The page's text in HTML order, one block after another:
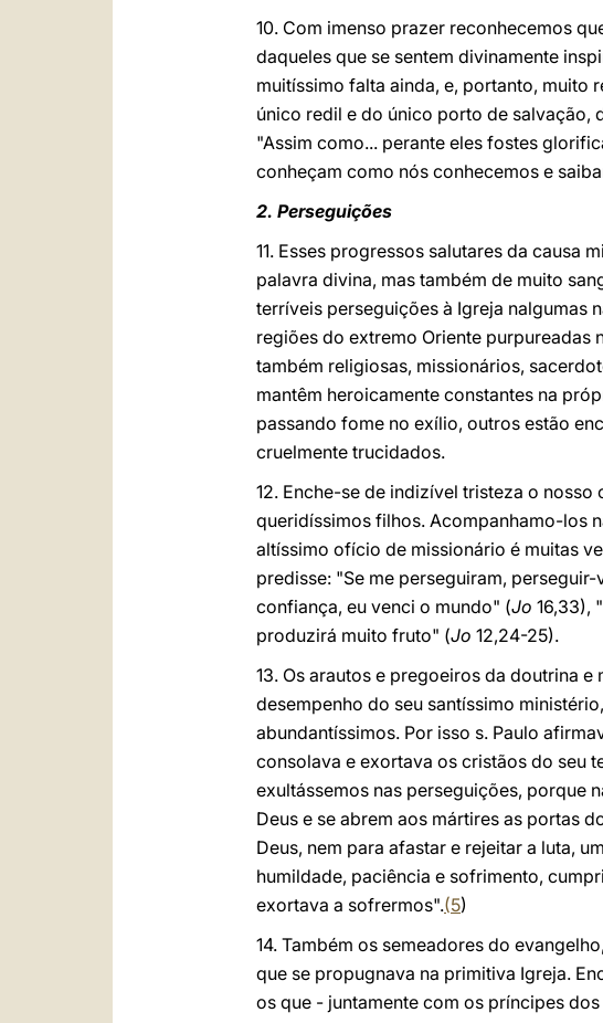
10. Com imenso prazer reconhecemos
daqueles que se sentem divinamente
muitíssimo falta ainda, e, portanto, muito
único redil e do único porto de salvação,
"Assim como... perante eles fostes
conheçam como nós conhecemos e
2. Perseguições
11. Esses progressos salutares da causa
palavra divina, mas também de muito
terríveis perseguições à Igreja nalgumas
regiões do extremo Oriente purpureadas
também religiosas, missionários,
mantêm heroicamente constantes na
passando fome no exílio, outros estão
cruelmente trucidados.
12. Enche-se de indizível tristeza o
queridíssimos filhos. Acompanhamo-los
altíssimo ofício de missionário é muitas
predisse: "Se me perseguiram,
confiança, eu venci o mundo" (Jo 16,33),
produzirá muito fruto" (Jo 12,24-25).
13. Os arautos e pregoeiros da doutrina
desempenho do seu santíssimo
abundantíssimos. Por isso s. Paulo
consolava e exortava os cristãos do seu
exultássemos nas perseguições, porque
Deus e se abrem aos mártires as portas
Deus, nem para afastar e rejeitar a luta,
humildade, paciência e sofrimento,
exortava a sofrermos".(5)
14. Também os semeadores do
que se propugnava na primitiva Igreja.
os que - juntamente com os príncipes